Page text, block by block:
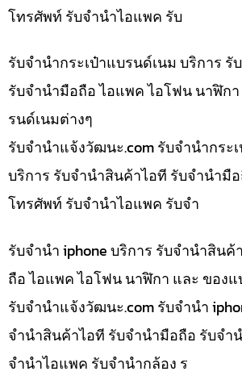
โทรศัพท์ รับจำนำไอแพค รับ
รับจำนำกระเป๋าแบรนด์เนม บริการ
รับจำนำมือถือ ไอแพค ไอโฟน นาฬิก
รนด์เนมต่างๆ
รับจํานําแจ้งวัฒนะ.com รับจำนำกระ
บริการ รับจำนำสินค้าไอที รับจำนำมื
โทรศัพท์ รับจำนำไอแพค รับจำ
รับจำนำ iphone บริการ รับจำนำสิน
ถือ ไอแพค ไอโฟน นาฬิกา และ ของ
รับจํานําแจ้งวัฒนะ.com รับจำนำ
จำนำสินค้าไอที รับจำนำมือถือ รับจำ
จำนำไอแพค รับจำนำกล้อง ร